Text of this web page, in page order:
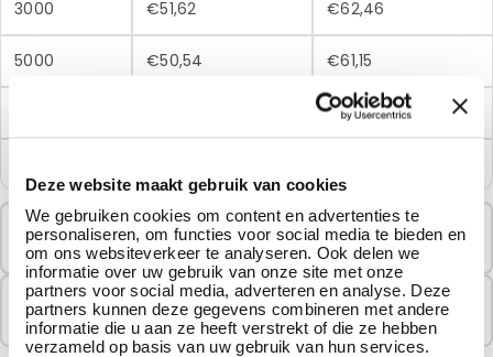
Deze website maakt gebruik van cookies
We gebruiken cookies om content en advertenties te
personaliseren, om functies voor social media te bieden en
om ons websiteverkeer te analyseren. Ook delen we
informatie over uw gebruik van onze site met onze
partners voor social media, adverteren en analyse. Deze
partners kunnen deze gegevens combineren met andere
informatie die u aan ze heeft verstrekt of die ze hebben
verzameld op basis van uw gebruik van hun services.
3000 €51,62 €62,46
5000 €50,54 €61,15
€59,85
Minimale Bestelling
1000 Eenheden
Verkocht In Pakketten
1000 Eenheden